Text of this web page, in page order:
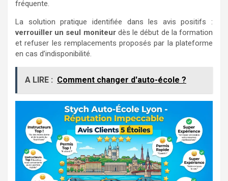
fréquente.
La solution pratique identifiée dans les avis positifs :
verrouiller un seul moniteurdès le début de la formation
et refuser les remplacements proposés par la plateforme
en cas d’indisponibilité.
A LIRE : Comment changer d'auto-école ?